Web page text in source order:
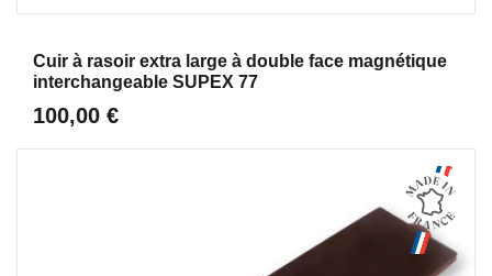
Cuir à rasoir extra large à double face magnétique
interchangeable SUPEX 77
100,00 €